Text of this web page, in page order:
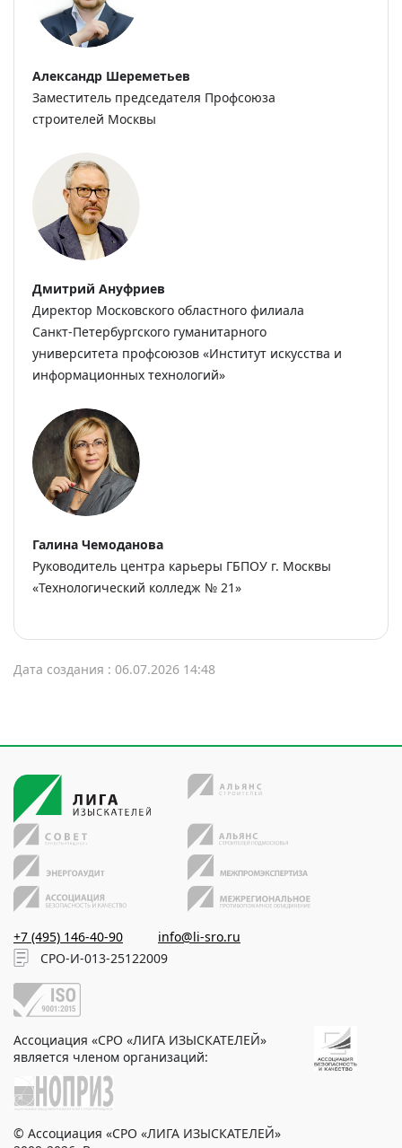
Александр Шереметьев
Заместитель председателя Профсоюза
строителей Москвы
Дмитрий Ануфриев
Директор Московского областного филиала
Санкт-Петербургского гуманитарного
университета профсоюзов «Институт искусства и
информационных технологий»
Галина Чемоданова
Руководитель центра карьеры ГБПОУ г. Москвы
«Технологический колледж № 21»
Дата создания : 06.07.2026 14:48
+7 (495) 146-40-90
info@li-sro.ru
СРО-И-013-25122009
© Ассоциация «СРО «ЛИГА ИЗЫСКАТЕЛЕЙ»
Ассоциация «СРО «ЛИГА ИЗЫСКАТЕЛЕЙ»
является членом организаций: